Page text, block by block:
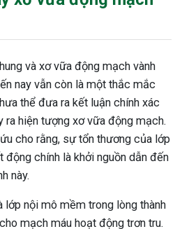
và xơ vữa động mạch vành
nay vẫn còn là một thắc mắc
thể đưa ra kết luận chính xác
ra hiện tượng xơ vữa động mạch.
cho rằng, sự tổn thương của lớp
chính là khởi nguồn dẫn đến
này.
nội mô mềm trong lòng thành
mạch máu hoạt động trơn tru.